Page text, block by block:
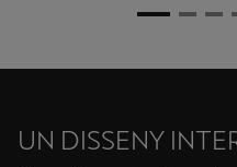
UN DISSENY